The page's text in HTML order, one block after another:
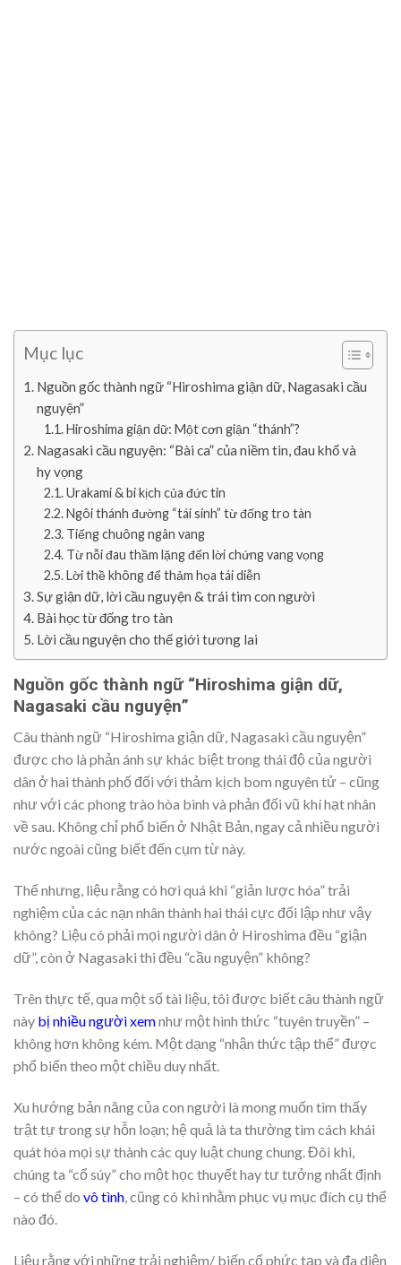
Mục lục
Nguồn gốc thành ngữ “Hiroshima giận dữ, Nagasaki cầu
nguyện”
Hiroshima giận dữ: Một cơn giận “thánh”?
Nagasaki cầu nguyện: “Bài ca” của niềm tin, đau khổ và
hy vọng
Urakami & bi kịch của đức tin
Ngôi thánh đường “tái sinh” từ đống tro tàn
Tiếng chuông ngân vang
Từ nỗi đau thầm lặng đến lời chứng vang vọng
Lời thề không để thảm họa tái diễn
Sự giận dữ, lời cầu nguyện & trái tim con người
Bài học từ đống tro tàn
Lời cầu nguyện cho thế giới tương lai
Nguồn gốc thành ngữ “Hiroshima giận dữ,
Nagasaki cầu nguyện”
Câu thành ngữ “Hiroshima giận dữ, Nagasaki cầu nguyện”
được cho là phản ánh sự khác biệt trong thái độ của người
dân ở hai thành phố đối với thảm kịch bom nguyên tử – cũng
như với các phong trào hòa bình và phản đối vũ khí hạt nhân
về sau. Không chỉ phổ biến ở Nhật Bản, ngay cả nhiều người
nước ngoài cũng biết đến cụm từ này.
Thế nhưng, liệu rằng có hơi quá khi “giản lược hóa” trải
nghiệm của các nạn nhân thành hai thái cực đối lập như vậy
không? Liệu có phải mọi người dân ở Hiroshima đều “giận
dữ”, còn ở Nagasaki thì đều “cầu nguyện” không?
Trên thực tế, qua một số tài liệu, tôi được biết câu thành ngữ
này bị nhiều người xemnhư một hình thức “tuyên truyền” –
không hơn không kém. Một dạng “nhận thức tập thể” được
phổ biến theo một chiều duy nhất.
Xu hướng bản năng của con người là mong muốn tìm thấy
trật tự trong sự hỗn loạn; hệ quả là ta thường tìm cách khái
quát hóa mọi sự thành các quy luật chung chung. Đôi khi,
chúng ta “cổ súy” cho một học thuyết hay tư tưởng nhất định
– có thể do vô tình , cũng có khi nhằm phục vụ mục đích cụ thể
nào đó.
Liệu rằng với những trải nghiệm/ biến cố phức tạp và đa diện